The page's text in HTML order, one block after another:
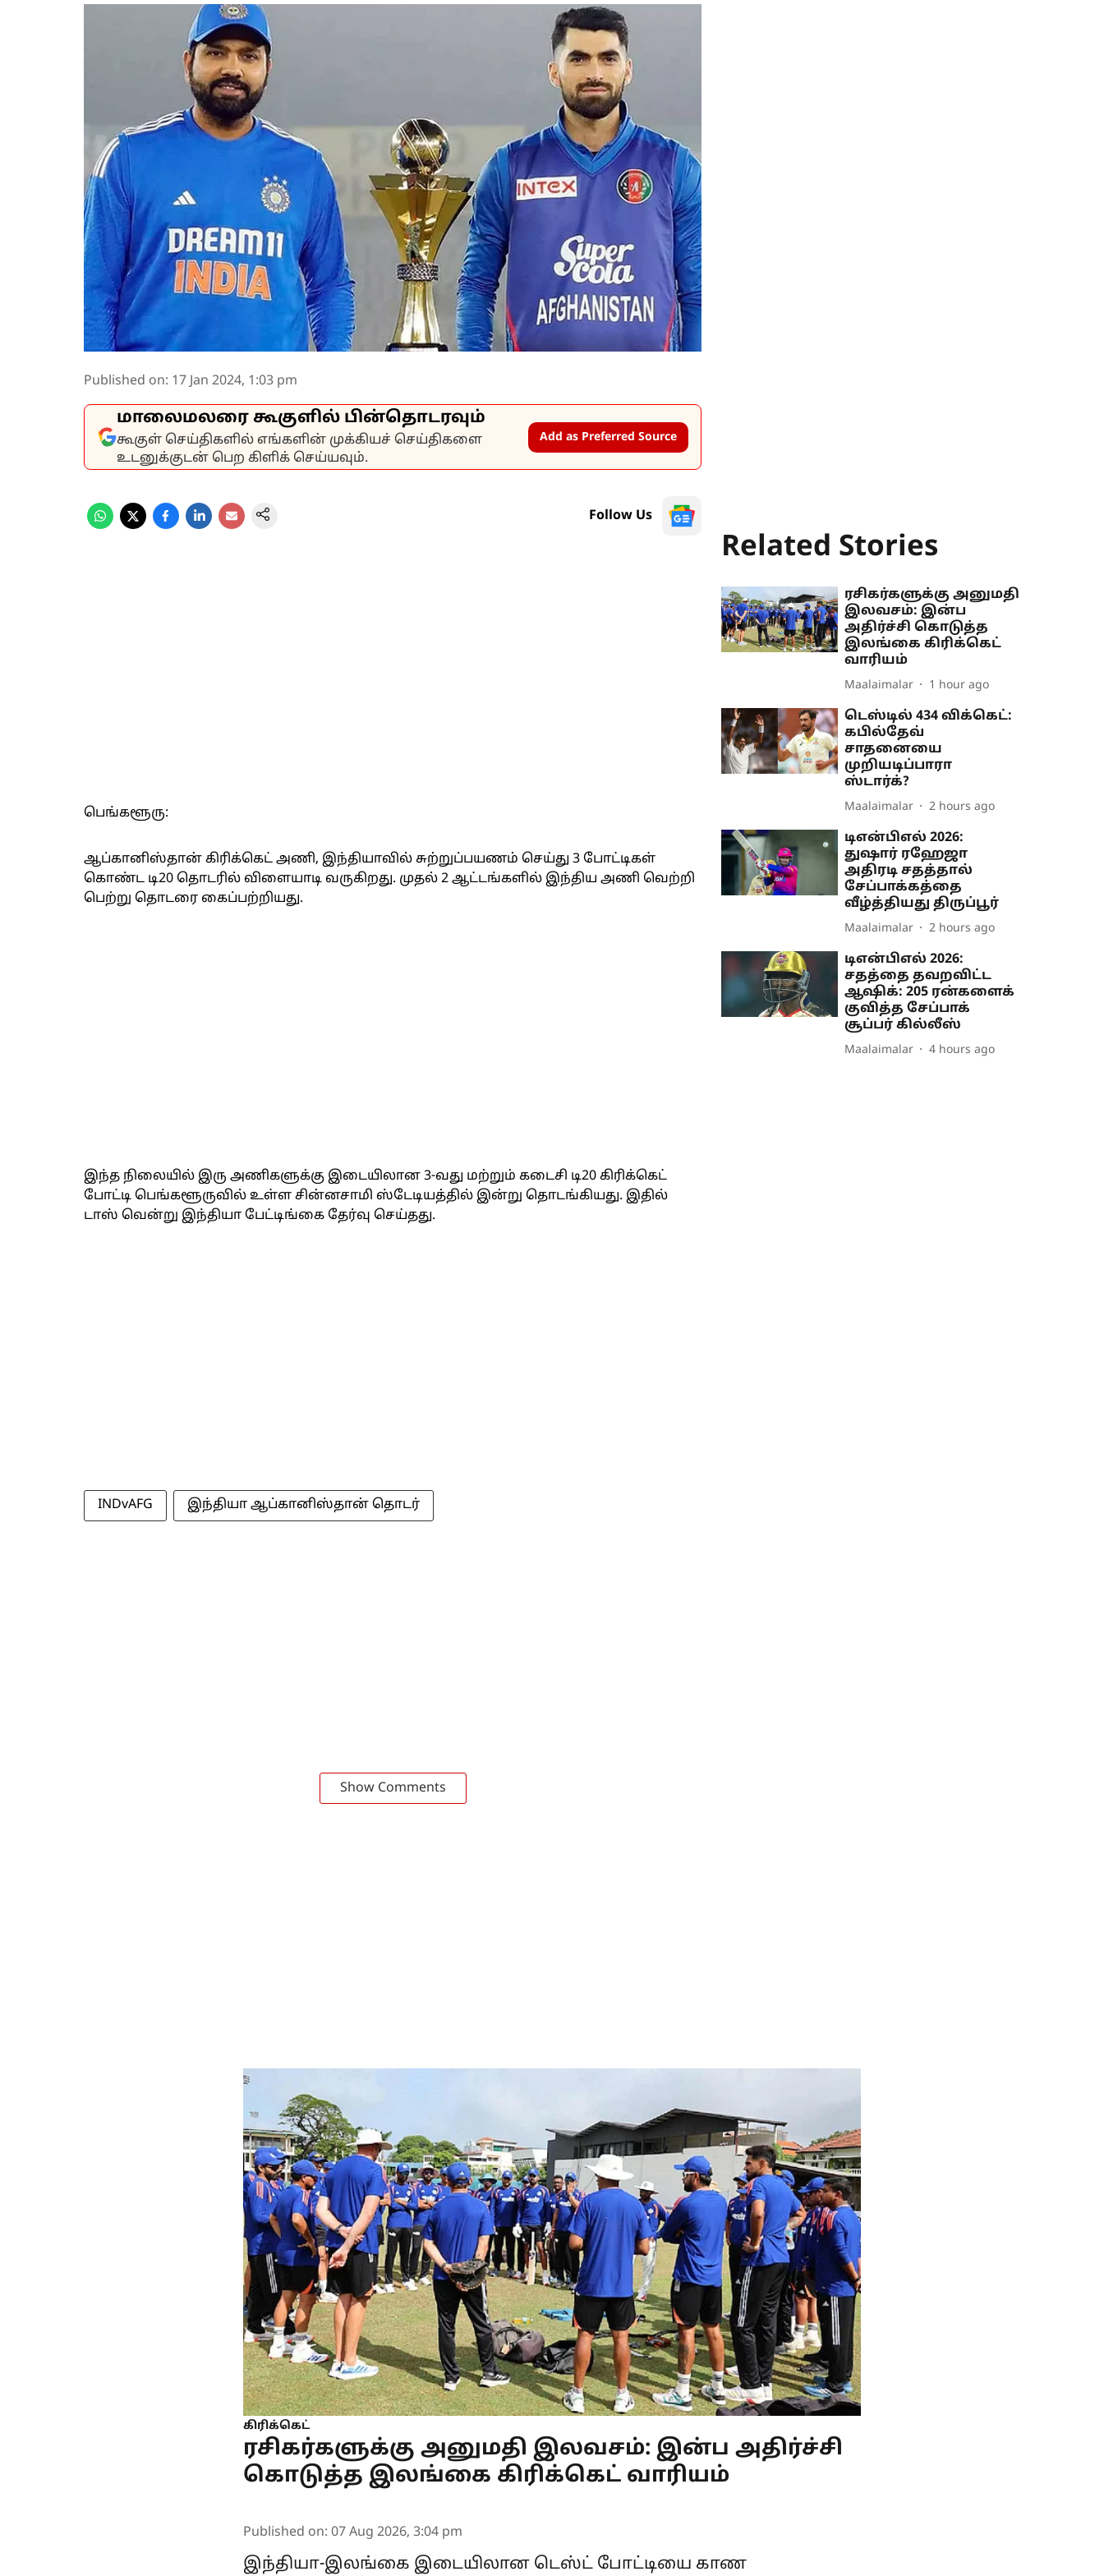
Published on: 17 Jan 2024, 1:03 pm
மாலைமலரை கூகுளில் பின்தொடரவும்
கூகுள் செய்திகளில் எங்களின் முக்கியச் செய்திகளை
உடனுக்குடன் பெற கிளிக் செய்யவும்.
Add as Preferred Source
Follow Us
பெங்களூரு:
ஆப்கானிஸ்தான் கிரிக்கெட் அணி, இந்தியாவில் சுற்றுப்பயணம் செய்து 3 போட்டிகள்
கொண்ட டி20 தொடரில் விளையாடி வருகிறது. முதல் 2 ஆட்டங்களில் இந்திய அணி வெற்றி
பெற்று தொடரை கைப்பற்றியது.
இந்த நிலையில் இரு அணிகளுக்கு இடையிலான 3-வது மற்றும் கடைசி டி20 கிரிக்கெட்
போட்டி பெங்களூருவில் உள்ள சின்னசாமி ஸ்டேடியத்தில் இன்று தொடங்கியது. இதில்
டாஸ் வென்று இந்தியா பேட்டிங்கை தேர்வு செய்தது.
INDvAFG இந்தியா ஆப்கானிஸ்தான் தொடர்
Show Comments
Related Stories
ரசிகர்களுக்கு அனுமதி
இலவசம்: இன்ப
அதிர்ச்சி கொடுத்த
இலங்கை கிரிக்கெட்
வாரியம்
Maalaimalar 1 hour ago
டெஸ்டில் 434 விக்கெட்:
கபில்தேவ்
சாதனையை
முறியடிப்பாரா
ஸ்டார்க்?
Maalaimalar 2 hours ago
டிஎன்பிஎல் 2026:
துஷார் ரஹேஜா
அதிரடி சதத்தால்
சேப்பாக்கத்தை
வீழ்த்தியது திருப்பூர்
Maalaimalar 2 hours ago
டிஎன்பிஎல் 2026:
சதத்தை தவறவிட்ட
ஆஷிக்: 205 ரன்களைக்
குவித்த சேப்பாக்
சூப்பர் கில்லீஸ்
Maalaimalar 4 hours ago
கிரிக்கெட்
ரசிகர்களுக்கு அனுமதி இலவசம்: இன்ப அதிர்ச்சி
கொடுத்த இலங்கை கிரிக்கெட் வாரியம்
Published on: 07 Aug 2026, 3:04 pm
இந்தியா-இலங்கை இடையிலான டெஸ்ட் போட்டியை காண